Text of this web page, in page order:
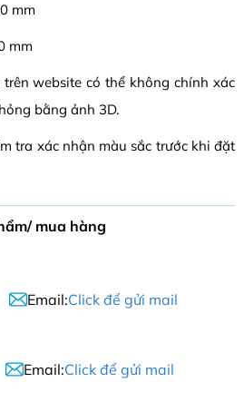
mm
mm
website có thể không chính xác
bằng ảnh 3D.
tra xác nhận màu sắc trước khi đặt
mua hàng
Email:Click để gửi mail
Email:Click để gửi mail